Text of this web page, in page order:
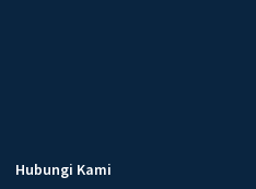
Hubungi Kami